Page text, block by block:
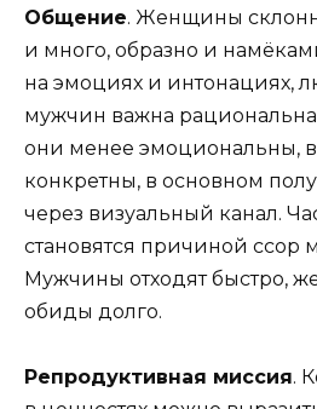
Общение. Женщины
и много, образно и
на эмоциях и интонациях,
мужчин важна
они менее эмоциональны, в
конкретны, в основном
через визуальный канал.
становятся причиной ссор
Мужчины отходят быстро,
обиды долго.
Репродуктивная миссия.